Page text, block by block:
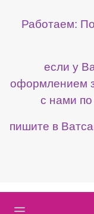
Работаем:
если у
оформлением
с нами
пишите в